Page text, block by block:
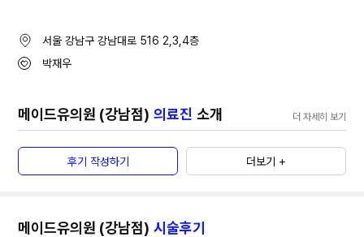
서울 강남구 강남대로 516 2,3,4층
박재우
메이드유의원 (강남점) 의료진 소개 더 자세히 보기
후기 작성하기 더보기 +
메이드유의원 (강남점) 시술후기